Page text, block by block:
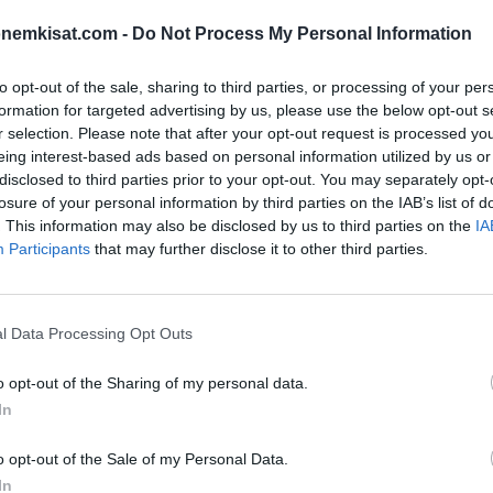
- Do Not Process My Personal Information
opt-out of the sale, sharing to third parties, or processing of your
for targeted advertising by us, please use the below opt-out
selection. Please note that after your opt-out request is processed
interest-based ads based on personal information utilized by us
to third parties prior to your opt-out. You may separately
of your personal information by third parties on the IAB’s list of
This information may also be disclosed by us to third parties on the
Participants that may further disclose it to other third parties.
Data Processing Opt Outs
opt-out of the Sharing of my personal data.
opt-out of the Sale of my Personal Data.
vuoden 1992 kisoista. Vuoden 2021 ja
tuolle upealle vuoden 1992 tarinalle.
voitti kolmannen ja eteni lopulta historian
on hävinnyt kaksi ensimmäistä otteluaan
Tanskan joukkue hävisi Huuhkajille, menetti joukkue
jälkeen tanskalaiset ovat edenneet voitosta
– Englanti voittajan. Ukraina – Englanti potkaistaan
näyttää televisiossa YLE TV2 -kanava sekä